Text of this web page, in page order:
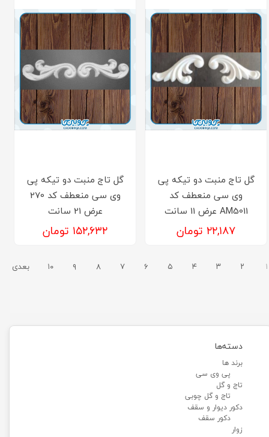
دسته‌ها
برند ها
پی وی سی
تاج و گل
تاج و گل چوبی
دکور دیوار و سقف
دکور سقف
زوار
گل تاج منبت دو تیکه پی
وی سی منعطف کد
AM5011 عرض 11 سانت
۲۲,۱۸۷ تومان
گل تاج منبت دو تیکه پی
وی سی منعطف کد 270
عرض 21 سانت
۱۵۲,۶۳۲ تومان
۱ ۲ ۳ ۴ ۵ ۶ ۷ ۸ ۹ ۱۰ بعدی